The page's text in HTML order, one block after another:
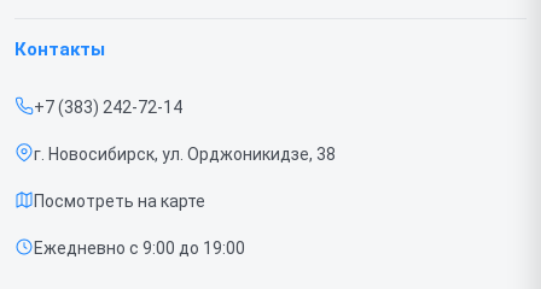
Срочный ремонт
Доставка и способы оплаты
Диагностика
Контакты
Телефонов
Контакты
+7 (383) 242-72-14
г. Новосибирск, ул. Орджоникидзе, 38
Посмотреть на карте
Ежедневно с 9:00 до 19:00